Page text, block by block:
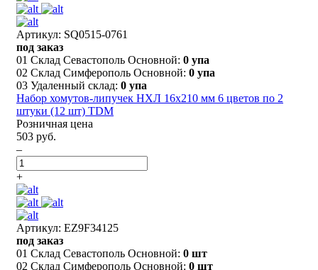
Артикул: SQ0515-0761
под заказ
01 Склад Севастополь Основной: 0 упа
02 Склад Симферополь Основной: 0 упа
03 Удаленный склад: 0 упа
Набор хомутов-липучек НХЛ 16х210 мм 6 цветов по 2
штуки (12 шт) TDM
Розничная цена
503 руб.
–
+
Артикул: EZ9F34125
под заказ
01 Склад Севастополь Основной: 0 шт
02 Склад Симферополь Основной: 0 шт